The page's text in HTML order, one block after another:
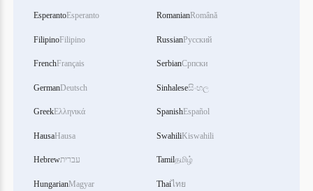
EsperantoEsperanto
FilipinoFilipino
FrenchFrançais
GermanDeutsch
GreekΕλληνικά
HausaHausa
Hebrewעברית
HungarianMagyar
RomanianRomână
RussianРусский
SerbianСрпски
Sinhaleseසිංහල
SpanishEspañol
SwahiliKiswahili
Tamilதமிழ்
Thaiไทย